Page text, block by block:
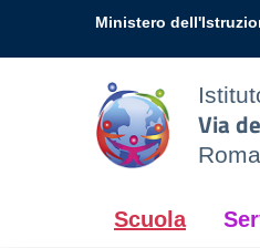
Vai ai contenuti
Vai al menu di navigazione
Ministero
Via
Roma
Scuola